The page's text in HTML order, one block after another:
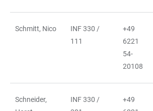
Schmitt, Nico
INF 330 /
111
+49
6221
54-
20108
Schneider,
INF 330 /
+49